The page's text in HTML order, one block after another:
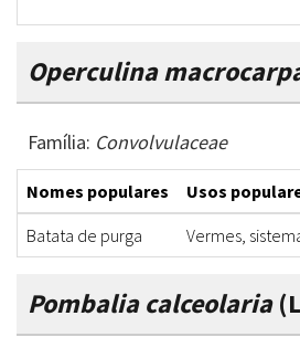
Operculina
Família: Convolvulaceae
Nomes populares
Usos
Batata de purga
Vermes,
Pombalia calceolaria